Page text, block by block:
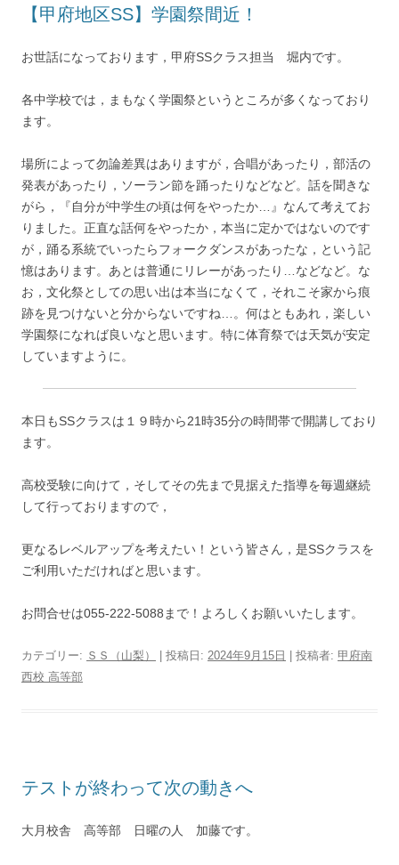
【甲府地区SS】学園祭間近！
お世話になっております，甲府SSクラス担当 堀内です。
各中学校では，まもなく学園祭というところが多くなっており
ます。
場所によって勿論差異はありますが，合唱があったり，部活の
発表があったり，ソーラン節を踊ったりなどなど。話を聞きな
がら，『自分が中学生の頃は何をやったか…』なんて考えてお
りました。正直な話何をやったか，本当に定かではないのです
が，踊る系統でいったらフォークダンスがあったな，という記
憶はあります。あとは普通にリレーがあったり…などなど。な
お，文化祭としての思い出は本当になくて，それこそ家から痕
跡を見つけないと分からないですね…。何はともあれ，楽しい
学園祭になれば良いなと思います。特に体育祭では天気が安定
していますように。
本日もSSクラスは１９時から21時35分の時間帯で開講しており
ます。
高校受験に向けて，そしてその先まで見据えた指導を毎週継続
して行っておりますので，
更なるレベルアップを考えたい！という皆さん，是SSクラスを
ご利用いただければと思います。
お問合せは055-222-5088まで！よろしくお願いいたします。
カテゴリー: ＳＳ（山梨） | 投稿日: 2024年9月15日 投稿者: 甲府南
西校 高等部
テストが終わって次の動きへ
大月校舎 高等部 日曜の人 加藤です。